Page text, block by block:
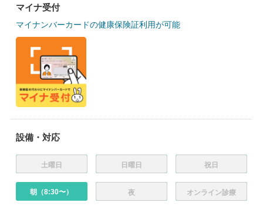
マイナ受付
マイナンバーカードの健康保険証利用が可能
設備・対応
土曜日 日曜日 祝日
朝（8:30〜） 夜 オンライン診療